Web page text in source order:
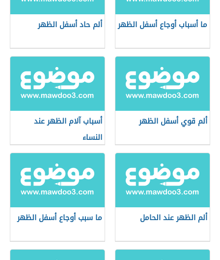
ما أسباب أوجاع أسفل الظهر ألم حاد أسفل الظهر
ألم قوي أسفل الظهر
أسباب آلام الظهر عند
النساء
ألم الظهر عند الحامل ما سبب أوجاع أسفل الظهر